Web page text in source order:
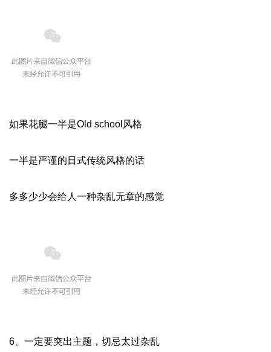
如果花腿一半是Old school风格
一半是严谨的日式传统风格的话
多多少少会给人一种杂乱无章的感觉
6、一定要突出主题，切忌太过杂乱